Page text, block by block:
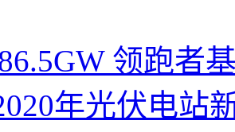
领跑者
年光伏电站